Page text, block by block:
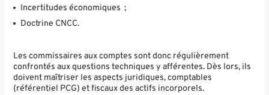
Incertitudes économiques ;
Doctrine CNCC.
Les commissaires aux comptes sont donc régulièrement
confrontés aux questions techniques y afférentes. Dès lors, ils
doivent maîtriser les aspects juridiques, comptables
(référentiel PCG) et fiscaux des actifs incorporels.